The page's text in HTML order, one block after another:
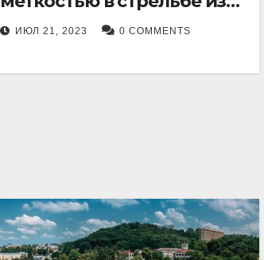
лука, и его успехи
прославили его в
ИЮЛ 21, 2023 0 COMMENTS